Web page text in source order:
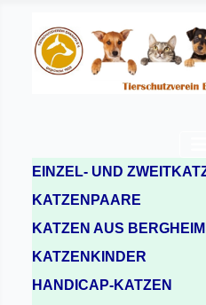
EINZEL- UND
KATZENPAARE
KATZEN AUS BERGHEIM
KATZENKINDER
HANDICAP-KATZEN